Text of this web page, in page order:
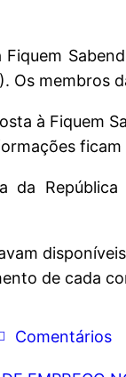
Os membros
à Fiquem
da
de cada
Comentários